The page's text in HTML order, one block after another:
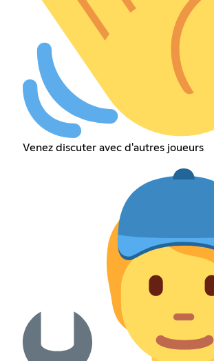
Venez discuter avec d'autres joueurs